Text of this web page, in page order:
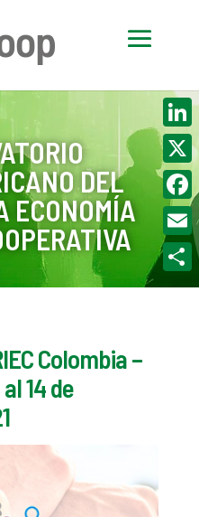
DEL
ECONOMÍA
Colombia –
14 de
X
Email